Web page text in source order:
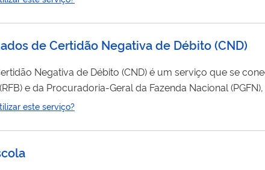
de Certidão Negativa de Débito (CND)
(CND) é um serviço que se conecta diretamente nas
e da Procuradoria-Geral da Fazenda Nacional
às informações públicas relacionadas a todos os créditos
este serviço?